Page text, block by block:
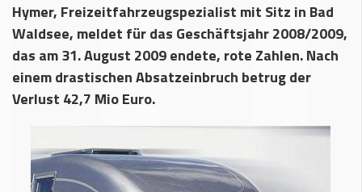
Hymer, Freizeitfahrzeugspezialist mit Sitz in Bad
Waldsee, meldet für das Geschäftsjahr 2008/2009,
das am 31. August 2009 endete, rote Zahlen. Nach
einem drastischen Absatzeinbruch betrug der
Verlust 42,7 Mio Euro.